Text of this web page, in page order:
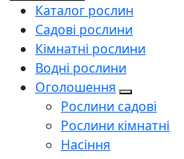
Каталог рослин
Садові рослини
Кімнатні рослини
Водні рослини
Оголошення
Рослини садові
Рослини кімнатні
Насіння